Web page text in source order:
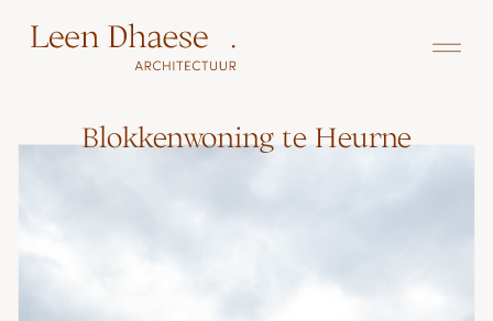
Blokkenwoning te Heurne